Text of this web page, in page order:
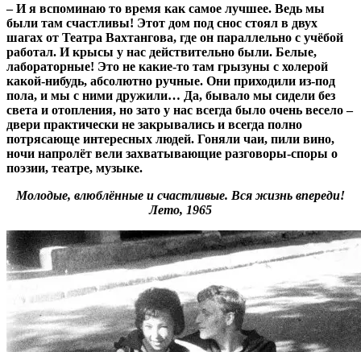
– И я вспоминаю то время как самое лучшее. Ведь мы
были там счастливы! Этот дом под снос стоял в двух
шагах от Театра Вахтангова, где он параллельно с учёбой
работал. И крысы у нас действительно были. Белые,
лабораторные! Это не какие-то там грызуны с холерой
какой-нибудь, абсолютно ручные. Они приходили из-под
пола, и мы с ними дружили… Да, бывало мы сидели без
света и отопления, но зато у нас всегда было очень весело –
двери практически не закрывались и всегда полно
потрясающе интересных людей. Гоняли чаи, пили вино,
ночи напролёт вели захватывающие разговоры-споры о
поэзии, театре, музыке.
Молодые, влюблённые и счастливые. Вся жизнь впереди!
Лето, 1965